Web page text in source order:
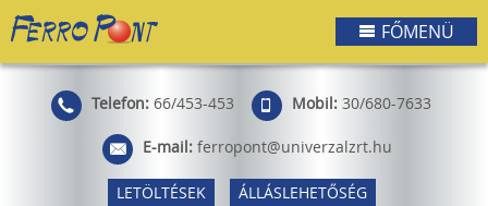
FŐMENÜ
Telefon: 66/453-453 Mobil: 30/680-7633
E-mail: ferropont@univerzalzrt.hu
LETÖLTÉSEK ÁLLÁSLEHETŐSÉG